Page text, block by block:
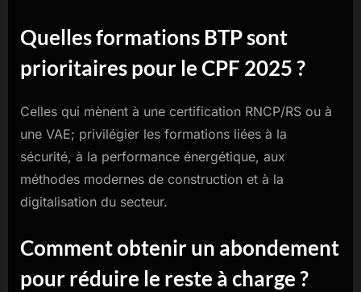
Quelles formations BTP sont
prioritaires pour le CPF 2025 ?
Celles qui mènent à une certification RNCP/RS ou à
une VAE; privilégier les formations liées à la
sécurité, à la performance énergétique, aux
méthodes modernes de construction et à la
digitalisation du secteur.
Comment obtenir un abondement
pour réduire le reste à charge ?